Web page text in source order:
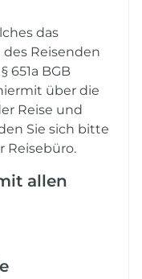
das
Reisenden
651a BGB
über die
Reise und
Sie sich bitte
Reisebüro.
allen